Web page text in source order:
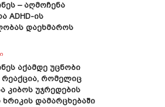
– Აღმოჩენა
ADHD-Ის
Დაეხმაროს
Აქამდე Უცნობი
Რეაქცია, Რომელიც
Კიბოს Უჯრედების
Დამარცხებაში